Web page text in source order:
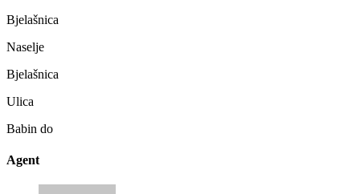
Bjelašnica
Naselje
Bjelašnica
Ulica
Babin do
Agent